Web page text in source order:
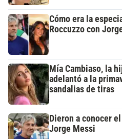
Cómo era la
Roccuzzo con
Mía Cambiaso, la
adelantó a la
sandalias de tiras
Dieron a conocer
Jorge Messi